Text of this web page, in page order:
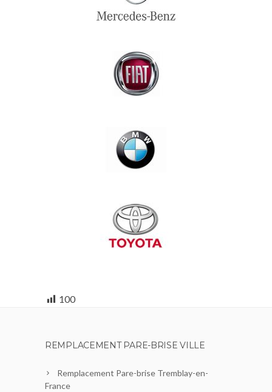
100
REMPLACEMENT PARE-BRISE VILLE
Remplacement Pare-brise Tremblay-en-
France